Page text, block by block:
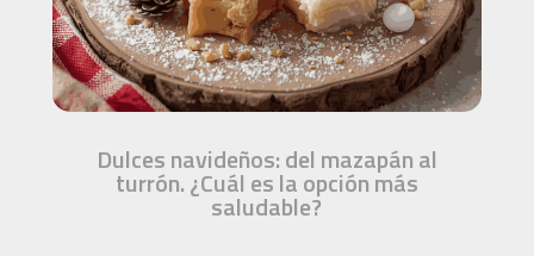
Dulces navideños: del mazapán al
turrón. ¿Cuál es la opción más
saludable?